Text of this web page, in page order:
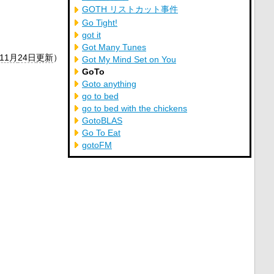
月24日更新）
GOTH リストカット事件
Go Tight!
got it
Got Many Tunes
Got My Mind Set on You
GoTo
Goto anything
go to bed
go to bed with the chickens
GotoBLAS
Go To Eat
gotoFM